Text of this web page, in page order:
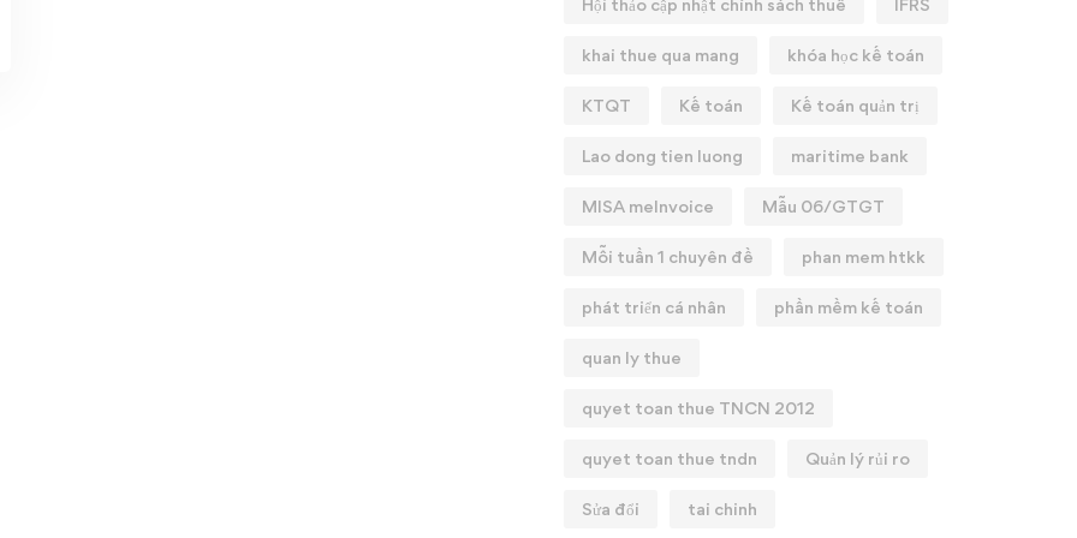
Hội thảo cập nhật chính sách thuế IFRS
khai thue qua mang khóa học kế toán
KTQT Kế toán Kế toán quản trị
Lao dong tien luong maritime bank
MISA meInvoice Mẫu 06/GTGT
Mỗi tuần 1 chuyên đề phan mem htkk
phát triển cá nhân phần mềm kế toán
quan ly thue
quyet toan thue TNCN 2012
quyet toan thue tndn Quản lý rủi ro
Sửa đổi tai chinh